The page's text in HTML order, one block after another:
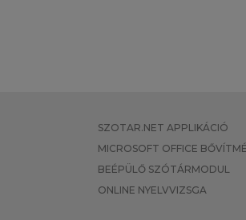
SZOTAR.NET APPLIKÁCIÓ
MICROSOFT OFFICE
BEÉPÜLŐ SZÓTÁRMODUL
ONLINE NYELVVIZSGA